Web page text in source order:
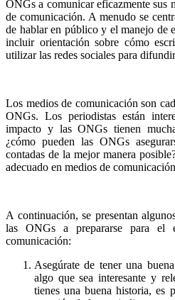
ONGs a comunicar eficazmente sus
de comunicación. A menudo se
de hablar en público y el manejo de
incluir orientación sobre cómo
utilizar las redes sociales para
Los medios de comunicación son
ONGs. Los periodistas están
impacto y las ONGs tienen
¿cómo pueden las ONGs
contadas de la mejor manera
adecuado en medios de
A continuación, se presentan
las ONGs a prepararse para el
comunicación:
Asegúrate de tener una
algo que sea interesante y
tienes una buena historia, es